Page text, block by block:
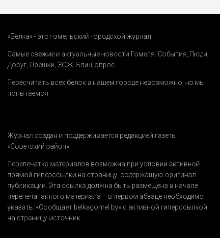
«Белка» - это гомельский городской журнал.
Самые свежие и актуальные новости Гомеля. События Люди
Досуг Орешки ЗОЖ Блиц-опрос
Пересчитать всех белок в нашем городе невозможно, но мы
попытаемся.
Журнал создан и поддерживается редакцией газеты
«Советский район».
Перепечатка материалов возможна при условии активной
прямой гиперссылки на страницу, содержащую оригинал
публикации. Эта ссылка должна быть размещена в начале
перепечатанного материала – в первом абзаце необходимо
указать: «Сообщает belkagomel.by» с активной гиперссылкой
на страницу-источник.